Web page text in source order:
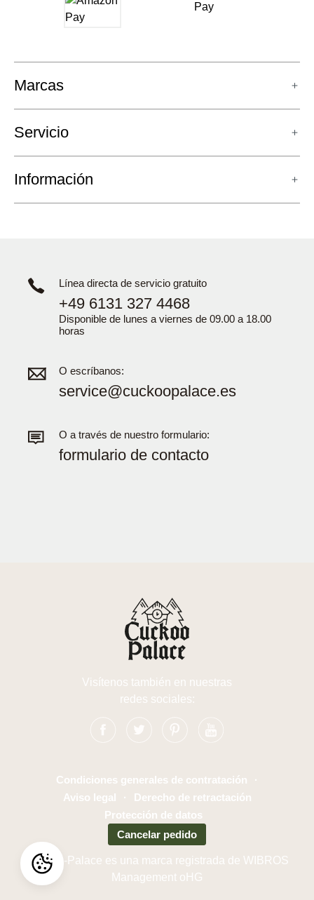
Marcas
Servicio
Información
Línea directa de servicio gratuito
+49 6131 327 4468
Disponible de lunes a viernes de 09.00 a 18.00
horas
O escríbanos:
service@cuckoopalace.es
O a través de nuestro formulario:
formulario de contacto
Visítenos también en nuestras
redes sociales:
Condiciones generales de contratación
·
Aviso legal
·
Derecho de retractación
Protección de datos
Cancelar pedido
Cuckoo-Palace es una marca registrada de WIBROS
Management oHG